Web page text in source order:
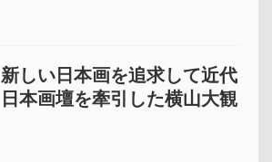
新しい日本画を追求して近代
日本画壇を牽引した横山大観